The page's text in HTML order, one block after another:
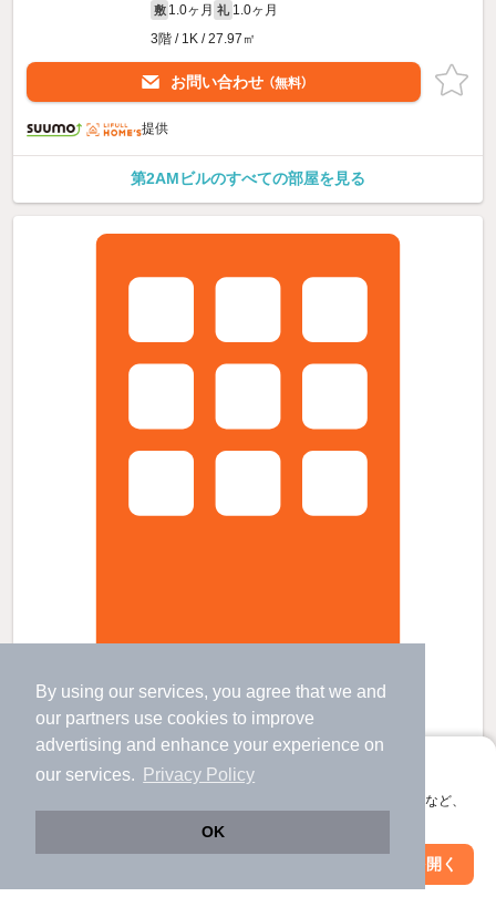
By using our services, you agree that we and
our partners use cookies to improve
advertising and enhance your experience on
our services.
Privacy Policy
OK
アプリに切り替えて、サクサクお部屋探し
会員登録なしですぐ使える。マップ検索やお気に入り保存など、
アプリを開く
敷 1.0ヶ月 礼 1.0ヶ月
3階 / 1K / 27.97㎡
お問い合わせ （無料）
提供
第2AMビルのすべての部屋を見る
新守谷駅 バス
小絹駅 歩 37分 （関鉄常総線）
守谷駅 歩 47分 （関鉄常総線など ）
茨城県守谷市薬師台3丁目19-8
4.4万円
絞り込み条件を変更